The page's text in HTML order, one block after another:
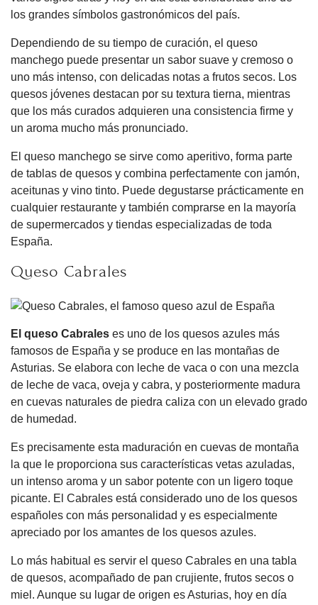
los grandes símbolos gastronómicos del país.
Dependiendo de su tiempo de curación, el queso
manchego puede presentar un sabor suave y cremoso o
uno más intenso, con delicadas notas a frutos secos. Los
quesos jóvenes destacan por su textura tierna, mientras
que los más curados adquieren una consistencia firme y
un aroma mucho más pronunciado.
El queso manchego se sirve como aperitivo, forma parte
de tablas de quesos y combina perfectamente con jamón,
aceitunas y vino tinto. Puede degustarse prácticamente en
cualquier restaurante y también comprarse en la mayoría
de supermercados y tiendas especializadas de toda
España.
Queso Cabrales
El queso Cabrales es uno de los quesos azules más
famosos de España y se produce en las montañas de
Asturias. Se elabora con leche de vaca o con una mezcla
de leche de vaca, oveja y cabra, y posteriormente madura
en cuevas naturales de piedra caliza con un elevado grado
de humedad.
Es precisamente esta maduración en cuevas de montaña
la que le proporciona sus características vetas azuladas,
un intenso aroma y un sabor potente con un ligero toque
picante. El Cabrales está considerado uno de los quesos
españoles con más personalidad y es especialmente
apreciado por los amantes de los quesos azules.
Lo más habitual es servir el queso Cabrales en una tabla
de quesos, acompañado de pan crujiente, frutos secos o
miel. Aunque su lugar de origen es Asturias, hoy en día